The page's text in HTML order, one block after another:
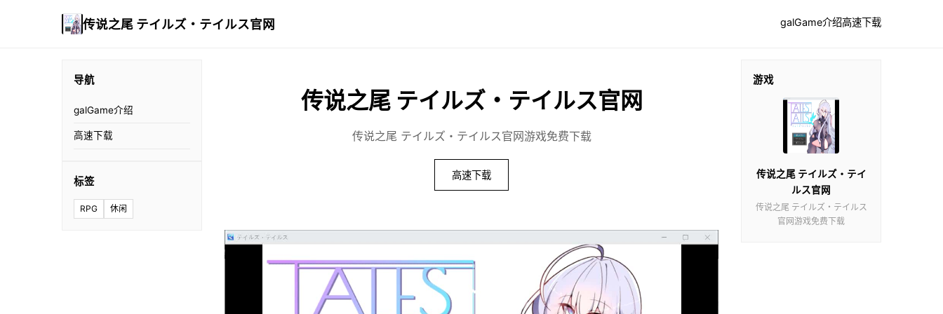
传说之尾 テイルズ・テイルス官网 galGame介绍高速下载
导航
galGame介绍
高速下载
标签
RPG 休闲
传说之尾 テイルズ・テイルス官网
传说之尾 テイルズ・テイルス官网游戏免费下载
高速下载
游戏
传说之尾 テイルズ・テイ
ルス官网
传说之尾 テイルズ・テイルス
官网游戏免费下载